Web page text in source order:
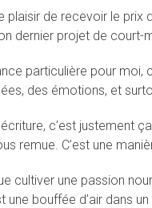
plaisir de recevoir le prix
dernier projet de court-
particulière pour moi,
des émotions, et
c’est justement
remue. C’est une
cultiver une passion
une bouffée d’air dans